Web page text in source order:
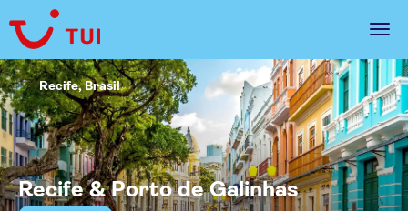
Recife & Porto de Galinhas
Recife, Brasil